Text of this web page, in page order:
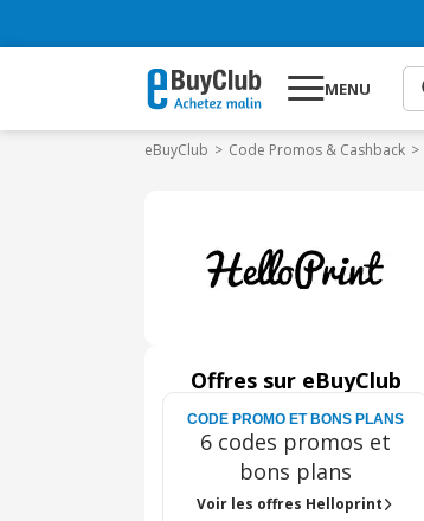
MENU
eBuyClub Code Promos & Cashback
Offres sur eBuyClub
CODE PROMO ET BONS PLANS
6 codes promos et
bons plans
Voir les offres Helloprint